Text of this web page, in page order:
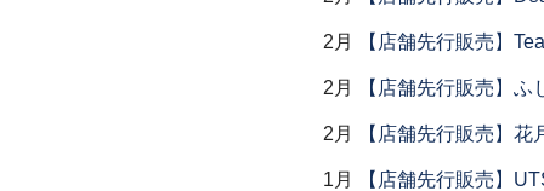
2月 【店舗先行販売】
2月 【店舗先行販売】
2月 【店舗先行販売】花
1月 【店舗先行販売】